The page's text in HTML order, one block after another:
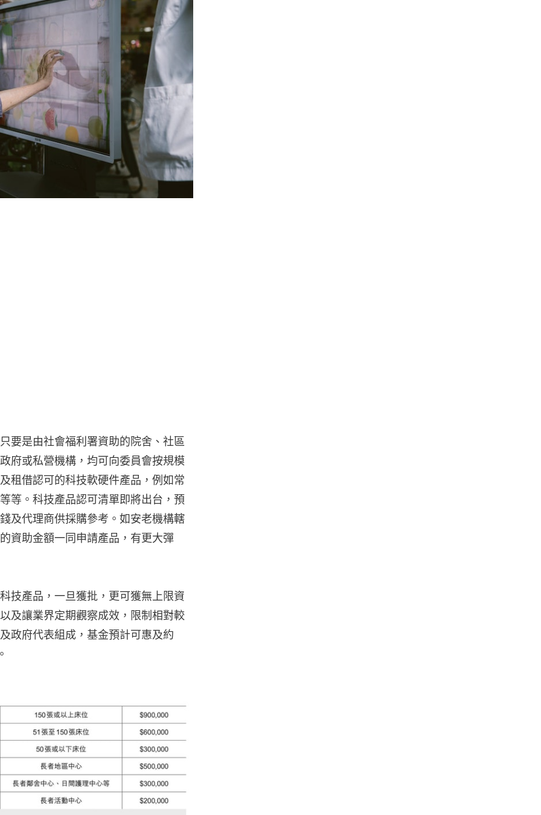
要是由社會福利署資助的院舍、社區
府或私營機構，均可向委員會按規模
租借認可的科技軟硬件產品，例如常
等。科技產品認可清單即將出台，預
及代理商供採購參考。如安老機構轄
資助金額一同申請產品，有更大彈
技產品，一旦獲批，更可獲無上限資
及讓業界定期觀察成效，限制相對較
政府代表組成，基金預計可惠及約